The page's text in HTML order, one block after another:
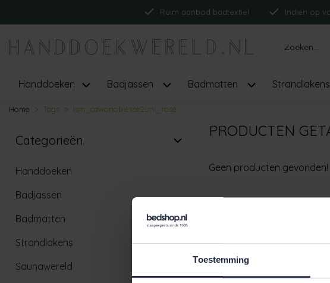
Toestemming
Ruim aanbod badtextiel Indien op
Handdoeken Badjassen Badmatten Strandlakens
Home Tags ism_cawonoblesse2uni_rosé
Categorieën
Handdoeken
Badjassen
Badmatten
Strandlakens
Saunawereld
PRODUCTEN
Geen producten gevonden!